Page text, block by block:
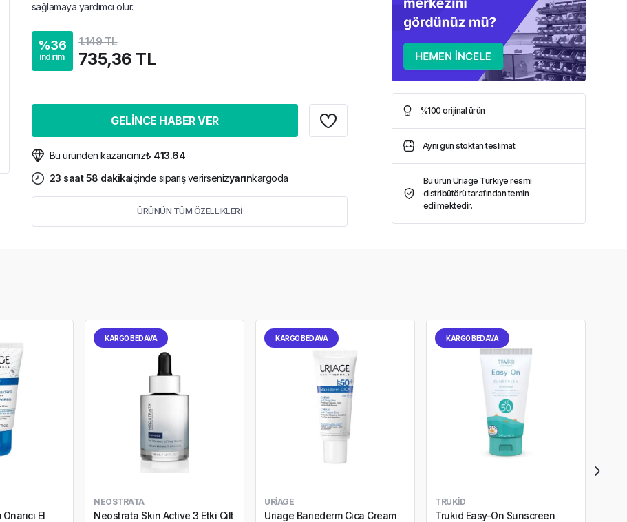
sağlamaya yardımcı olur.
%36
indirim
1.149 TL
735,36 TL
GELİNCE HABER VER
Bu üründen kazancınız₺ 413.64
23 saat 58 dakikaiçinde sipariş verirsenizyarınkargoda
ÜRÜNÜN TÜM ÖZELLİKLERİ
%100 orijinal ürün
Aynı gün stoktan teslimat
Bu ürün Uriage Türkiye resmi
distribütörü tarafından temin
edilmektedir.
El
KARGO BEDAVA
NEOSTRATA
Neostrata Skin Active 3 Etki Cilt
KARGO BEDAVA
URIAGE
Uriage Bariederm Cica Cream
KARGO BEDAVA
TRUKID
Trukid Easy-On Sunscreen